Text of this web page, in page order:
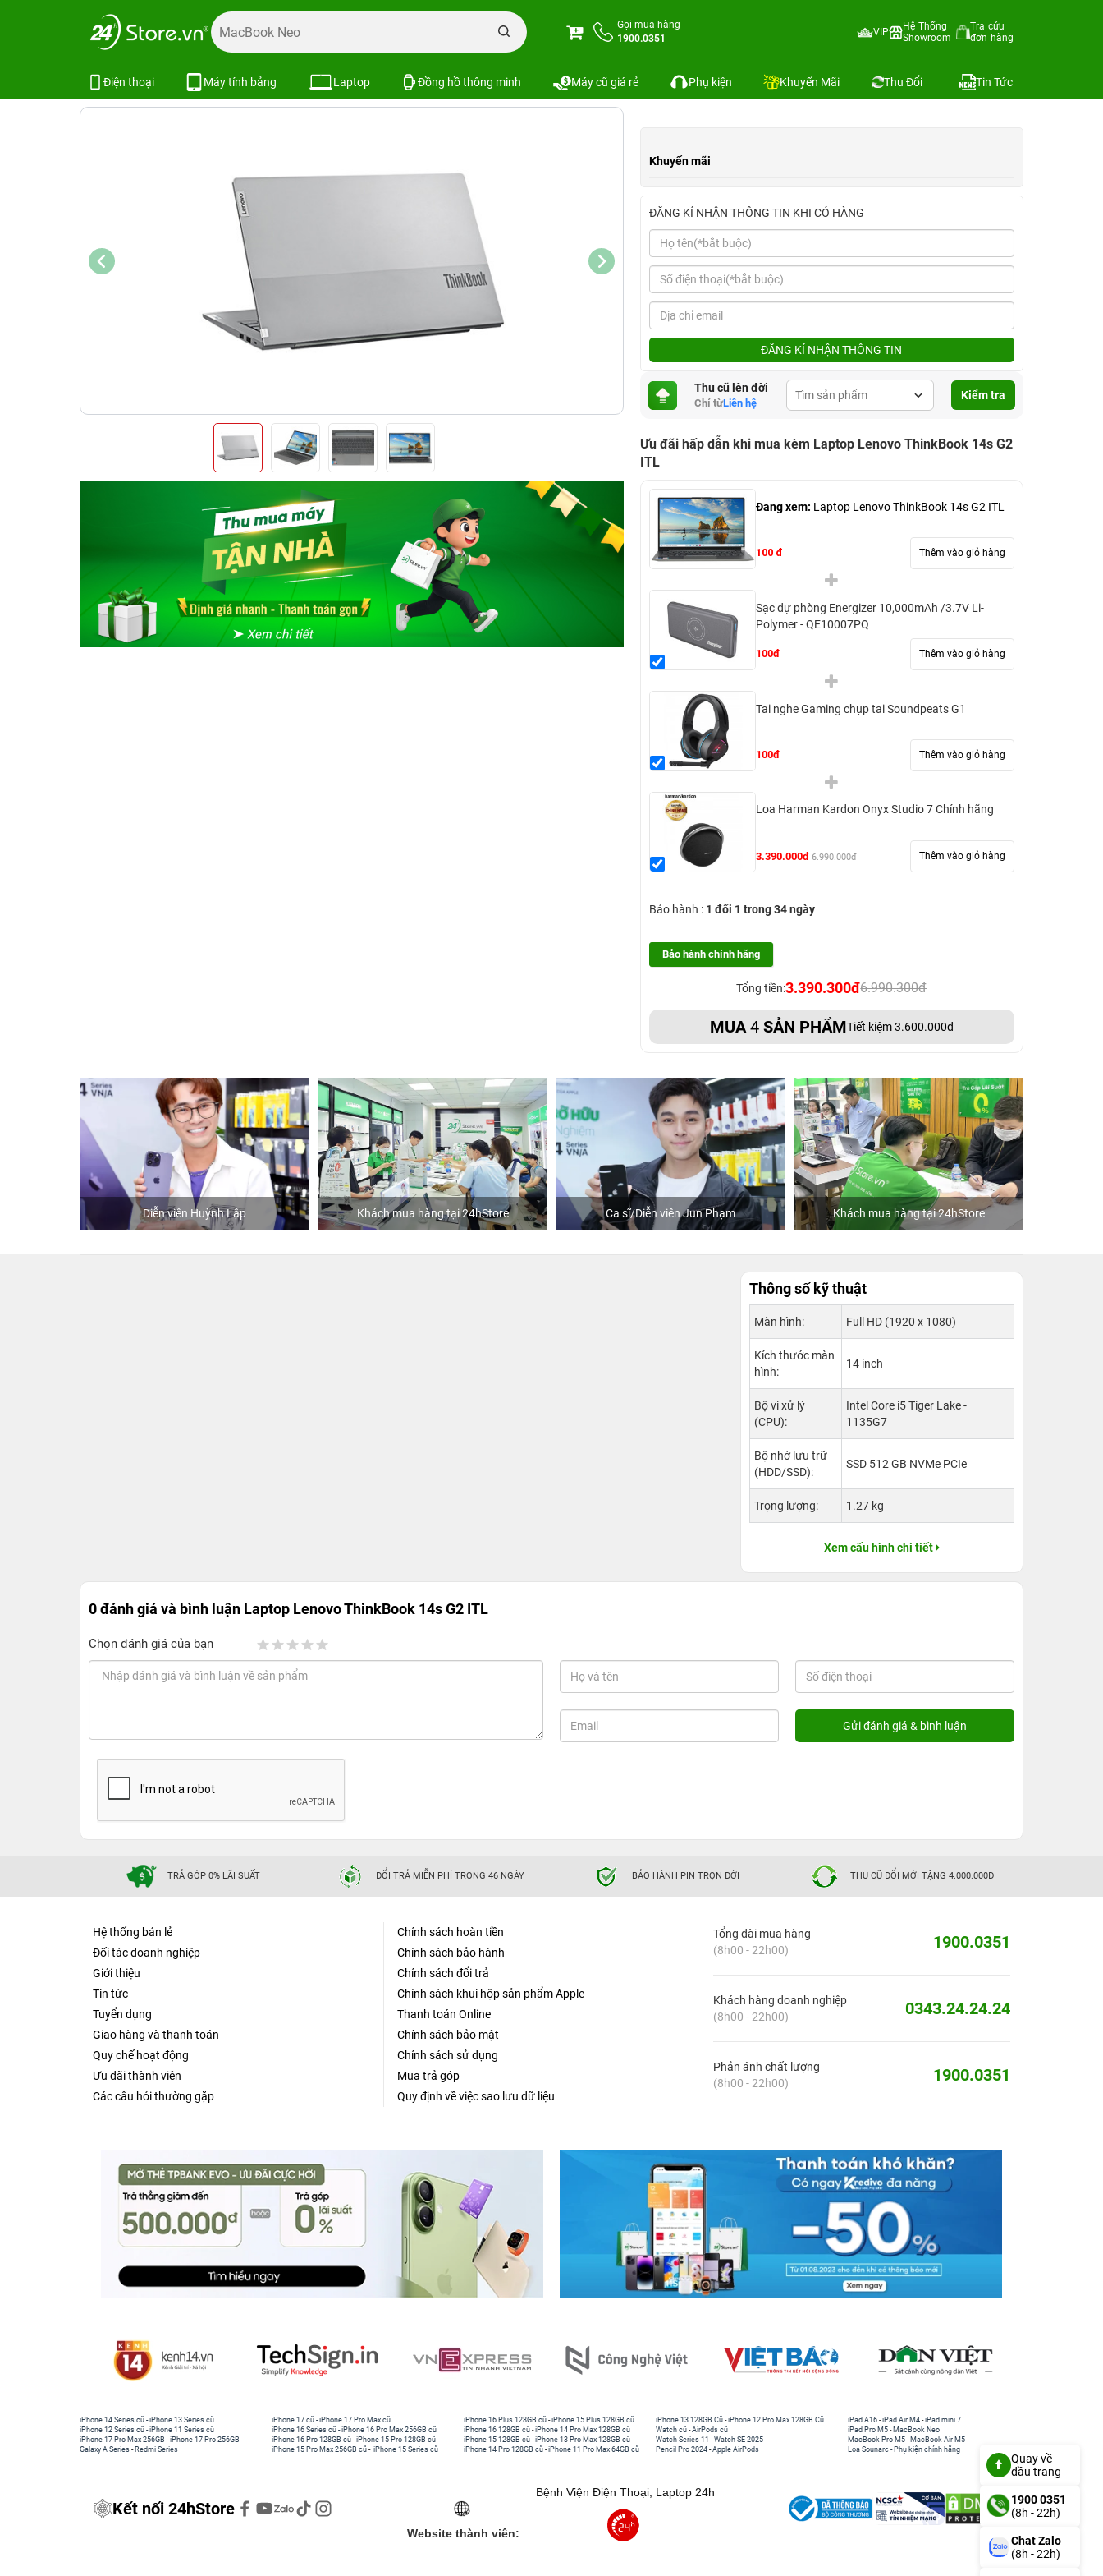
Gọi mua hàng
1900.0351
VIP
Hệ Thống
Showroom
Tra cứu
đơn hàng
Điện thoại Máy tính bảng Laptop Đồng hồ thông minh Máy cũ giá rẻ Phụ kiện Khuyến Mãi Thu Đổi Tin Tức
Trang chủ Laptop Lenovo Laptop Lenovo ThinkBook 14s G2 ITL
Khuyến mãi
ĐĂNG KÍ NHẬN THÔNG TIN KHI CÓ HÀNG
ĐĂNG KÍ NHẬN THÔNG TIN
Thu cũ lên đời
Chỉ từLiên hệ
Kiểm tra
Ưu đãi hấp dẫn khi mua kèm Laptop Lenovo ThinkBook 14s G2
ITL
Đang xem: Laptop Lenovo ThinkBook 14s G2 ITL
100 đ Thêm vào giỏ hàng
Sạc dự phòng Energizer 10,000mAh /3.7V Li-
Polymer - QE10007PQ
100đ Thêm vào giỏ hàng
Tai nghe Gaming chụp tai Soundpeats G1
100đ Thêm vào giỏ hàng
Loa Harman Kardon Onyx Studio 7 Chính hãng
3.390.000đ 6.990.000đ Thêm vào giỏ hàng
Bảo hành : 1 đổi 1 trong 34 ngày
Bảo hành chính hãng
Tổng tiền:3.390.300đ6.990.300đ
MUA4SẢN PHẨMTiết kiệm 3.600.000đ
Diễn viên Huỳnh Lập Khách mua hàng tại 24hStore Ca sĩ/Diễn viên Jun Phạm Khách mua hàng tại 24hStore
Thông số kỹ thuật
Màn hình: Full HD (1920 x 1080)
Kích thước màn
hình:
14 inch
Bộ vi xử lý
(CPU):
Intel Core i5 Tiger Lake -
1135G7
Bộ nhớ lưu trữ
(HDD/SSD):
SSD 512 GB NVMe PCIe
Trọng lượng: 1.27 kg
Xem cấu hình chi tiết
0 đánh giá và bình luận Laptop Lenovo ThinkBook 14s G2 ITL
Chọn đánh giá của bạn
TRẢ GÓP 0% LÃI SUẤT ĐỔI TRẢ MIỄN PHÍ TRONG 46 NGÀY BẢO HÀNH PIN TRỌN ĐỜI THU CŨ ĐỔI MỚI TẶNG 4.000.000Đ
Hệ thống bán lẻ
Đối tác doanh nghiệp
Giới thiệu
Tin tức
Tuyển dụng
Giao hàng và thanh toán
Quy chế hoạt động
Ưu đãi thành viên
Các câu hỏi thường gặp
Chính sách hoàn tiền
Chính sách bảo hành
Chính sách đổi trả
Chính sách khui hộp sản phẩm Apple
Thanh toán Online
Chính sách bảo mật
Chính sách sử dụng
Mua trả góp
Quy định về việc sao lưu dữ liệu
Tổng đài mua hàng
(8h00 - 22h00)
1900.0351
Khách hàng doanh nghiệp
(8h00 - 22h00)
0343.24.24.24
Phản ánh chất lượng
(8h00 - 22h00)
1900.0351
iPhone 14 Series cũ -iPhone 13 Series cũ
iPhone 12 Series cũ -iPhone 11 Series cũ
iPhone 17 Pro Max 256GB -iPhone 17 Pro 256GB
Galaxy A Series - Redmi Series
iPhone 17 cũ -iPhone 17 Pro Max cũ
iPhone 16 Series cũ - iPhone 16 Pro Max 256GB cũ
iPhone 16 Pro 128GB cũ -iPhone 15 Pro 128GB cũ
iPhone 15 Pro Max 256GB cũ - iPhone 15 Series cũ
iPhone 16 Plus 128GB cũ -iPhone 15 Plus 128GB cũ
iPhone 16 128GB cũ -iPhone 14 Pro Max 128GB cũ
iPhone 15 128GB cũ -iPhone 13 Pro Max 128GB cũ
iPhone 14 Pro 128GB cũ -iPhone 11 Pro Max 64GB cũ
iPhone 13 128GB Cũ -iPhone 12 Pro Max 128GB Cũ
Watch cũ -AirPods cũ
Watch Series 11 -Watch SE 2025
Pencil Pro 2024 -Apple AirPods
iPad A16 -iPad Air M4 -iPad mini 7
iPad Pro M5 - MacBook Neo
MacBook Pro M5 - MacBook Air M5
Loa Sounarc - Phụ kiện chính hãng
Kết nối 24hStore
Website thành viên:
Bệnh Viện Điện Thoại, Laptop 24h
Quay về
đầu trang
1900 0351
(8h - 22h)
Chat Zalo
(8h - 22h)